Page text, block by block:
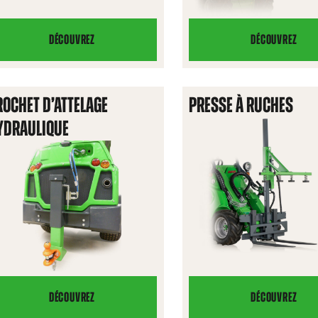
DÉCOUVREZ
BRAS
DE
DÉCOUVREZ
BRAS
DE
D’ATTELAGE
DÉCOUVREZ
CROCHET
PRESSE À RUCHES
DÉCOUVREZ
PRESSE